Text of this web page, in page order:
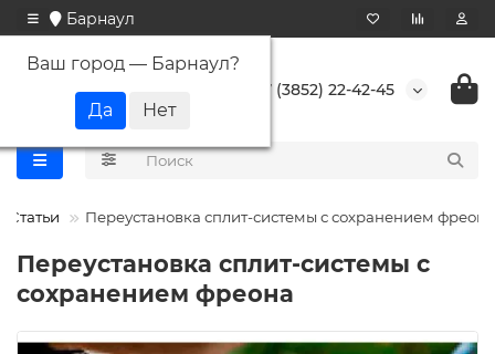
Барнаул
Ваш город — Барнаул?
+7 (3852) 22-42-45
Статьи Переустановка сплит-системы с сохранением фреона
Переустановка сплит-системы с
сохранением фреона